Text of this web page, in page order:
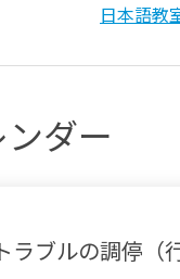
日本語教
ダー
ブルの調停（